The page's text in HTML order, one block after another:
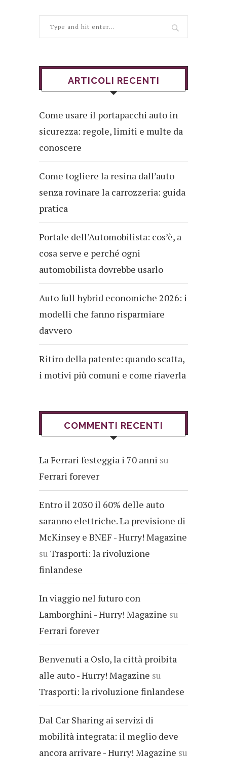
ARTICOLI RECENTI
Come usare il portapacchi auto in
sicurezza: regole, limiti e multe da
conoscere
Come togliere la resina dall’auto
senza rovinare la carrozzeria: guida
pratica
Portale dell’Automobilista: cos’è, a
cosa serve e perché ogni
automobilista dovrebbe usarlo
Auto full hybrid economiche 2026: i
modelli che fanno risparmiare
davvero
Ritiro della patente: quando scatta,
i motivi più comuni e come riaverla
COMMENTI RECENTI
La Ferrari festeggia i 70 anni su
Ferrari forever
Entro il 2030 il 60% delle auto
saranno elettriche. La previsione di
McKinsey e BNEF - Hurry! Magazine
su Trasporti: la rivoluzione
finlandese
In viaggio nel futuro con
Lamborghini - Hurry! Magazine su
Ferrari forever
Benvenuti a Oslo, la città proibita
alle auto - Hurry! Magazine su
Trasporti: la rivoluzione finlandese
Dal Car Sharing ai servizi di
mobilità integrata: il meglio deve
ancora arrivare - Hurry! Magazine su